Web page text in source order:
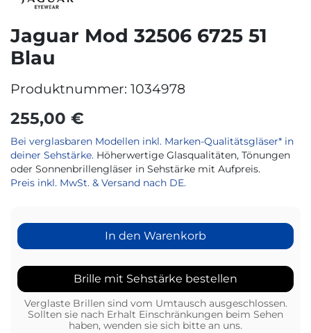
Jaguar Mod 32506 6725 51
Blau
Produktnummer: 1034978
255,00 €
Bei verglasbaren Modellen inkl. Marken-Qualitätsgläser* in
deiner Sehstärke. Höherwertige Glasqualitäten, Tönungen
oder Sonnenbrillengläser in Sehstärke mit Aufpreis.
Preis inkl. MwSt. & Versand nach DE.
In den Warenkorb
Brille mit Sehstärke bestellen
Verglaste Brillen sind vom Umtausch ausgeschlossen.
Sollten sie nach Erhalt Einschränkungen beim Sehen
haben, wenden sie sich bitte an uns.